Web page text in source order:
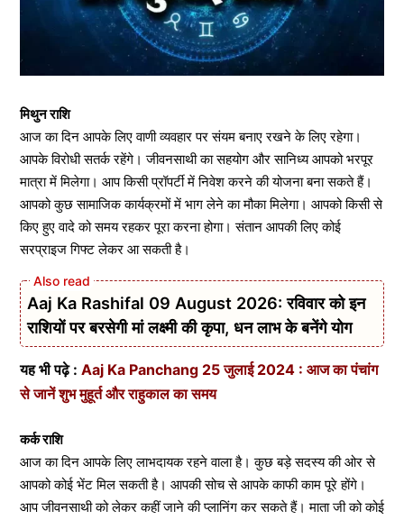
मिथुन राशि
आज का दिन आपके लिए वाणी व्यवहार पर संयम बनाए रखने के लिए रहेगा।
आपके विरोधी सतर्क रहेंगे। जीवनसाथी का सहयोग और सानिध्य आपको भरपूर
मात्रा में मिलेगा। आप किसी प्रॉपर्टी में निवेश करने की योजना बना सकते हैं।
आपको कुछ सामाजिक कार्यक्रमों में भाग लेने का मौका मिलेगा। आपको किसी से
किए हुए वादे को समय रहकर पूरा करना होगा। संतान आपकी लिए कोई
सरप्राइज गिफ्ट लेकर आ सकती है।
Aaj Ka Rashifal 09 August 2026: रविवार को इन
राशियों पर बरसेगी मां लक्ष्मी की कृपा, धन लाभ के बनेंगे योग
यह भी पढ़े : Aaj Ka Panchang 25 जुलाई 2024 : आज का पंचांग
से जानें शुभ मुहूर्त और राहुकाल का समय
कर्क राशि
आज का दिन आपके लिए लाभदायक रहने वाला है। कुछ बड़े सदस्य की ओर से
आपको कोई भेंट मिल सकती है। आपकी सोच से आपके काफी काम पूरे होंगे।
आप जीवनसाथी को लेकर कहीं जाने की प्लानिंग कर सकते हैं। माता जी को कोई